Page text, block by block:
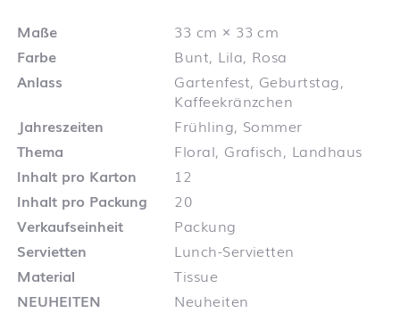
Maße
33 cm × 33 cm
Farbe
Bunt, Lila, Rosa
Anlass
Gartenfest, Geburtstag,
Kaffeekränzchen
Jahreszeiten
Frühling, Sommer
Thema
Floral, Grafisch, Landhaus
Inhalt pro Karton
12
Inhalt pro Packung
20
Verkaufseinheit
Packung
Servietten
Lunch-Servietten
Material
Tissue
NEUHEITEN
Neuheiten